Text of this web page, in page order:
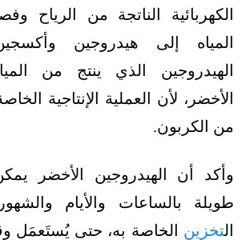
الكهربائية الناتجة من الرياح
المياه إلى هيدروجين
الهيدروجين الذي ينتج من
الأخضر، لأن العملية الإنتاجية
من الكربون.
وأكد أن الهيدروجين الأخضر
طويلة بالساعات والأيام
التخزين الخاصة به، حتى يُستَعمَل